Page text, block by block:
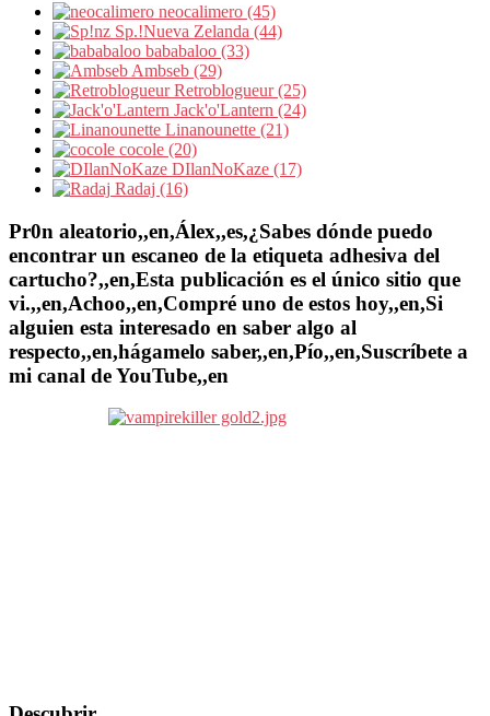
neocalimero (45)
Sp.!Nueva Zelanda (44)
bababaloo (33)
Ambseb (29)
Retroblogueur (25)
Jack'o'Lantern (24)
Linanounette (21)
cocole (20)
DIlanNoKaze (17)
Radaj (16)
Pr0n aleatorio,,en,Álex,,es,¿Sabes dónde puedo
encontrar un escaneo de la etiqueta adhesiva del
cartucho?,,en,Esta publicación es el único sitio que
vi.,,en,Achoo,,en,Compré uno de estos hoy,,en,Si
alguien esta interesado en saber algo al
respecto,,en,hágamelo saber,,en,Pío,,en,Suscríbete a
mi canal de YouTube,,en